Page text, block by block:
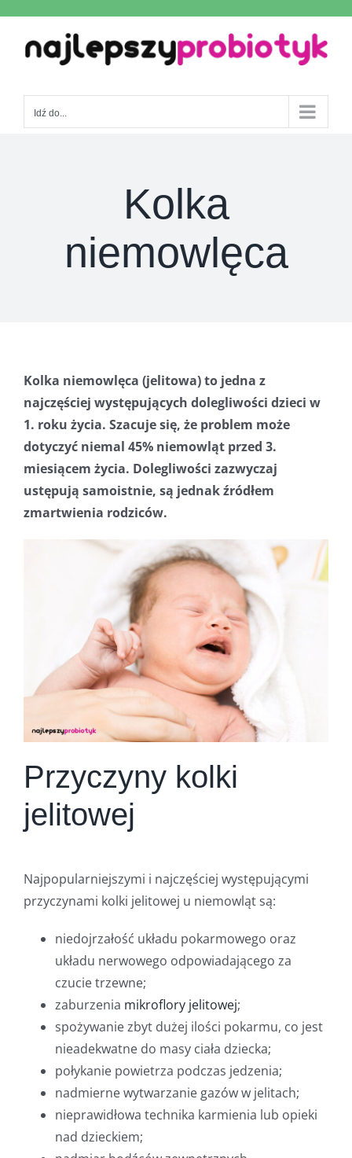
content
Idź do...
Kolka
niemowlęca
Kolka niemowlęca (jelitowa) to jedna z
najczęściej występujących dolegliwości dzieci w
1. roku życia. Szacuje się, że problem może
dotyczyć niemal 45% niemowląt przed 3.
miesiącem życia. Dolegliwości zazwyczaj
ustępują samoistnie, są jednak źródłem
zmartwienia rodziców.
Przyczyny kolki
jelitowej
Najpopularniejszymi i najczęściej występującymi
przyczynami kolki jelitowej u niemowląt są:
niedojrzałość układu pokarmowego oraz
układu nerwowego odpowiadającego za
czucie trzewne;
zaburzenia mikroflory jelitowej;
spożywanie zbyt dużej ilości pokarmu, co jest
nieadekwatne do masy ciała dziecka;
połykanie powietrza podczas jedzenia;
nadmierne wytwarzanie gazów w jelitach;
nieprawidłowa technika karmienia lub opieki
nad dzieckiem;